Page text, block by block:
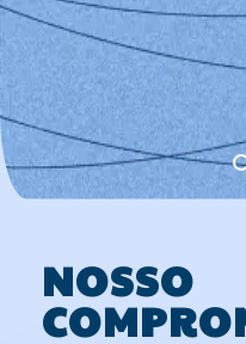
NOSSO